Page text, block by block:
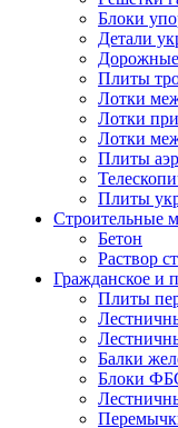
Блоки
Детали
Плиты
Лотки
Лотки
Лотки
Плиты
Плиты
Строительные
Бетон
Раствор
Гражданское и
Плиты
Балки
Блоки